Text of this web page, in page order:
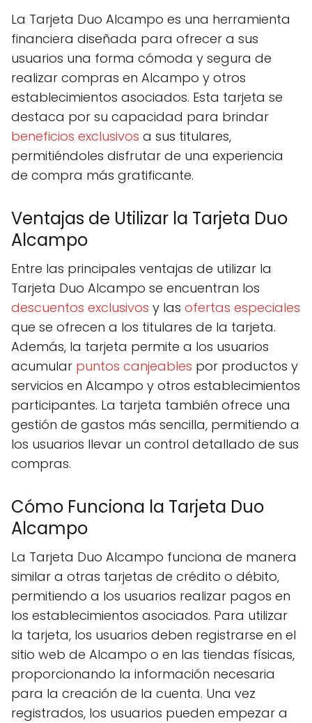
La Tarjeta Duo Alcampo es una herramienta
financiera diseñada para ofrecer a sus
usuarios una forma cómoda y segura de
realizar compras en Alcampo y otros
establecimientos asociados. Esta tarjeta se
destaca por su capacidad para brindar
beneficios exclusivos a sus titulares,
permitiéndoles disfrutar de una experiencia
de compra más gratificante.
Ventajas de Utilizar la Tarjeta Duo
Alcampo
Entre las principales ventajas de utilizar la
Tarjeta Duo Alcampo se encuentran los
descuentos exclusivos y las ofertas especiales
que se ofrecen a los titulares de la tarjeta.
Además, la tarjeta permite a los usuarios
acumular puntos canjeables por productos y
servicios en Alcampo y otros establecimientos
participantes. La tarjeta también ofrece una
gestión de gastos más sencilla, permitiendo a
los usuarios llevar un control detallado de sus
compras.
Cómo Funciona la Tarjeta Duo
Alcampo
La Tarjeta Duo Alcampo funciona de manera
similar a otras tarjetas de crédito o débito,
permitiendo a los usuarios realizar pagos en
los establecimientos asociados. Para utilizar
la tarjeta, los usuarios deben registrarse en el
sitio web de Alcampo o en las tiendas físicas,
proporcionando la información necesaria
para la creación de la cuenta. Una vez
registrados, los usuarios pueden empezar a